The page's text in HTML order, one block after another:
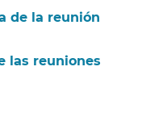
de la reunión
las reuniones